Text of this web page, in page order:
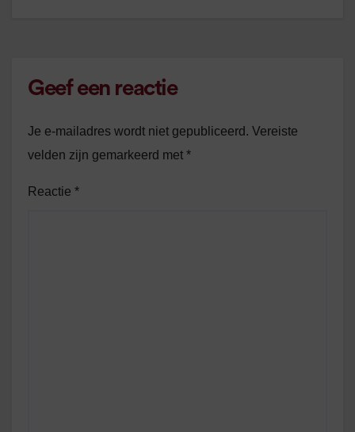
Geef een reactie
Je e-mailadres wordt niet gepubliceerd. Vereiste
velden zijn gemarkeerd met *
Reactie *